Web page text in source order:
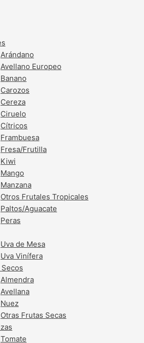
Arándano
Avellano Europeo
Banano
Carozos
Cereza
Ciruelo
Cítricos
Frambuesa
Fresa/Frutilla
Kiwi
Mango
Manzana
Otros Frutales Tropicales
Paltos/Aguacate
Peras
Uva de Mesa
Uva Vinífera
Almendra
Avellana
Nuez
Otras Frutas Secas
Tomate